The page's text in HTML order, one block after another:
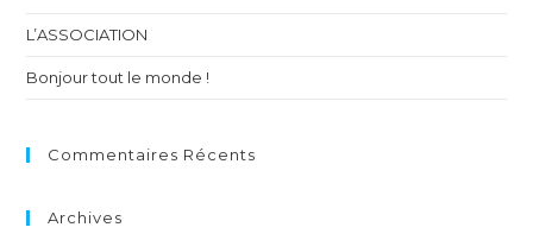
L’ASSOCIATION
Bonjour tout le monde !
Commentaires Récents
Archives